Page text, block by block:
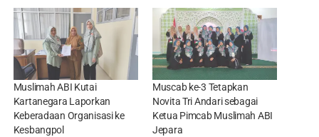
Muslimah ABI Kutai
Kartanegara Laporkan
Keberadaan Organisasi ke
Kesbangpol
Muscab ke-3 Tetapkan
Novita Tri Andari sebagai
Ketua Pimcab Muslimah ABI
Jepara